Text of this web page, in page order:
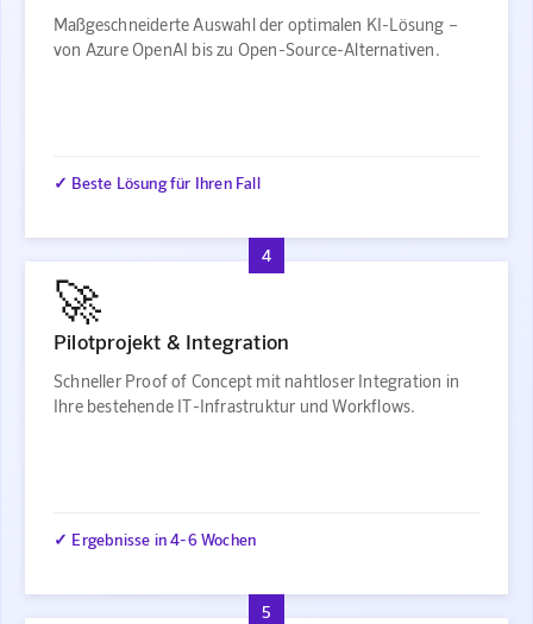
Maßgeschneiderte Auswahl der optimalen KI-Lösung –
von Azure OpenAI bis zu Open-Source-Alternativen.
✓ Beste Lösung für Ihren Fall
4
🚀
Pilotprojekt & Integration
Schneller Proof of Concept mit nahtloser Integration in
Ihre bestehende IT-Infrastruktur und Workflows.
✓ Ergebnisse in 4-6 Wochen
5